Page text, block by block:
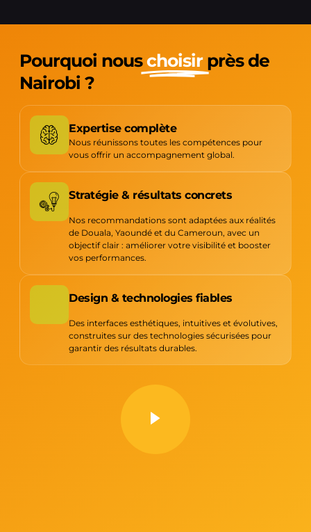
Pourquoi nouschoisir près de
Nairobi ?
Expertise complète
Nous réunissons toutes les compétences pour
vous offrir un accompagnement global.
Stratégie & résultats concrets
Nos recommandations sont adaptées aux réalités
de Douala, Yaoundé et du Cameroun, avec un
objectif clair : améliorer votre visibilité et booster
vos performances.
Design & technologies fiables
Des interfaces esthétiques, intuitives et évolutives,
construites sur des technologies sécurisées pour
garantir des résultats durables.